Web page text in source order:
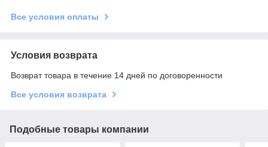
Все условия оплаты
Условия возврата
Возврат товара в течение 14 дней по договоренности
Все условия возврата
Подобные товары компании